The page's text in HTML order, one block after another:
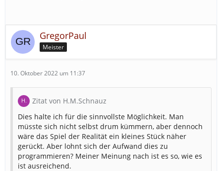
GregorPaul
Meister
10. Oktober 2022 um 11:37
Zitat von H.M.Schnauz
Dies halte ich für die sinnvollste Möglichkeit. Man
müsste sich nicht selbst drum kümmern, aber dennoch
wäre das Spiel der Realität ein kleines Stück näher
gerückt. Aber lohnt sich der Aufwand dies zu
programmieren? Meiner Meinung nach ist es so, wie es
ist ausreichend.